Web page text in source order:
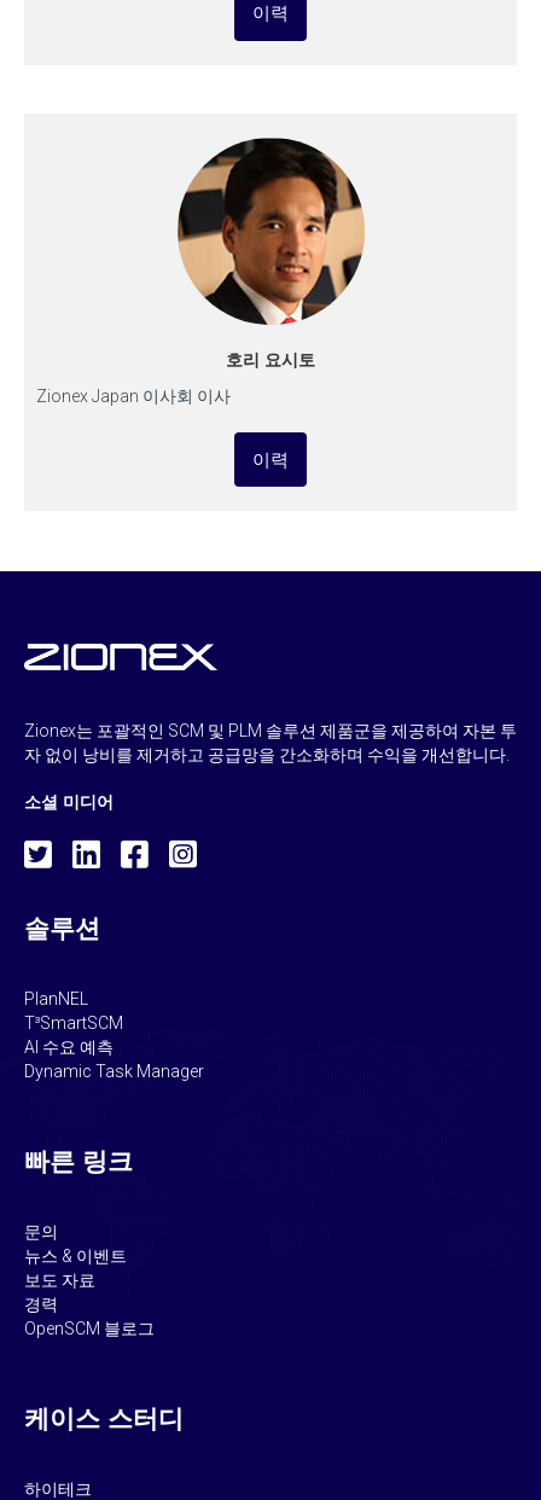
이력
호리 요시토
Zionex Japan 이사회 이사
이력
Zionex는 포괄적인 SCM 및 PLM 솔루션 제품군을 제공하여 자본 투
자 없이 낭비를 제거하고 공급망을 간소화하며 수익을 개선합니다.
소셜 미디어
솔루션
PlanNEL
T³SmartSCM
AI 수요 예측
Dynamic Task Manager
빠른 링크
문의
뉴스 & 이벤트
보도 자료
경력
OpenSCM 블로그
케이스 스터디
하이테크